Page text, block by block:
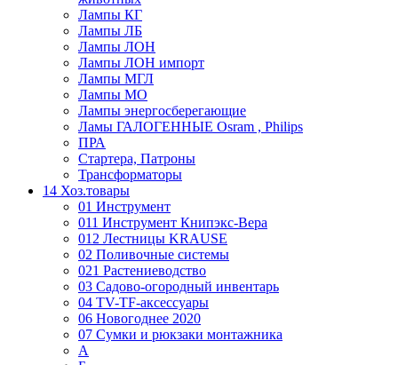
Лампы КГ
Лампы ЛБ
Лампы ЛОН
Лампы ЛОН импорт
Лампы МГЛ
Лампы МО
Лампы энергосберегающие
Ламы ГАЛОГЕННЫЕ Osram , Philips
ПРА
Стартера, Патроны
Трансформаторы
14 Хоз.товары
01 Инструмент
011 Инструмент Книпэкс-Вера
012 Лестницы KRAUSE
02 Поливочные системы
021 Растениеводство
03 Садово-огородный инвентарь
04 TV-TF-аксессуары
06 Новогоднее 2020
07 Сумки и рюкзаки монтажника
А